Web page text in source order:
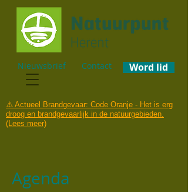
Nieuwsbrief Contact Word lid
⚠️ Actueel Brandgevaar: Code Oranje - Het is erg
droog en brandgevaarlijk in de natuurgebieden.
(Lees meer)
Agenda